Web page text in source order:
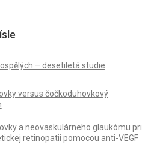
– desetiletá studie
versus čočkoduhovkový
a neovaskulárneho glaukómu pri
retinopatii pomocou anti-VEGF